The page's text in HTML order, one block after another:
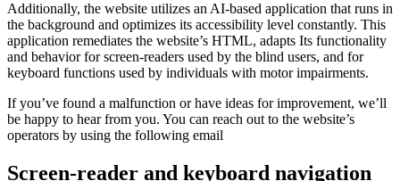
Additionally, the website utilizes an AI-based application that runs in
the background and optimizes its accessibility level constantly. This
application remediates the website’s HTML, adapts Its functionality
and behavior for screen-readers used by the blind users, and for
keyboard functions used by individuals with motor impairments.
If you’ve found a malfunction or have ideas for improvement, we’ll
be happy to hear from you. You can reach out to the website’s
operators by using the following email
Screen-reader and keyboard navigation